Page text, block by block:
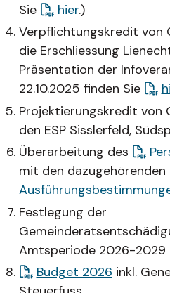
Sie
hier.)
Verpflichtungskredit von
die Erschliessung
Präsentation der
22.10.2025 finden Sie
Projektierungskredit von
den ESP Sisslerfeld,
Überarbeitung des
mit den dazugehörenden
Festlegung der
Amtsperiode 2026-2029
Budget 2026 inkl.